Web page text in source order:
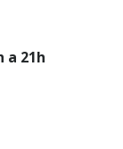
a 21h